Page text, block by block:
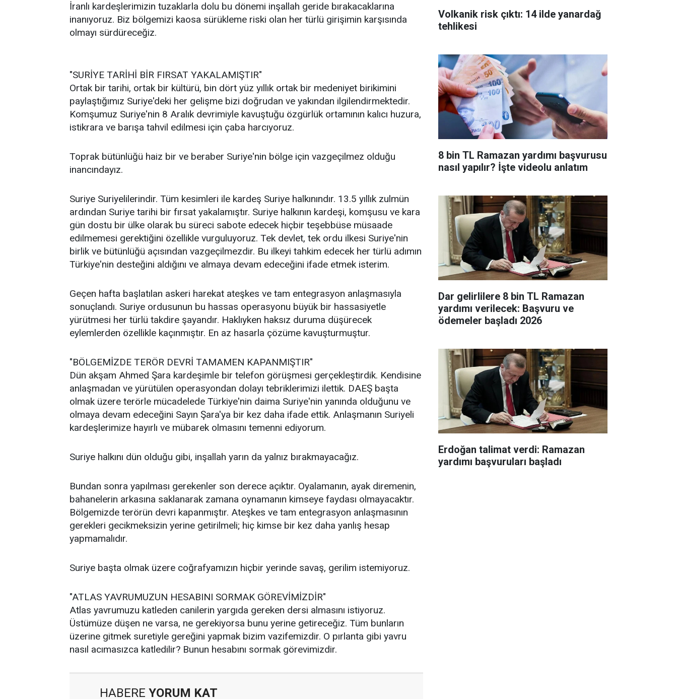
İranlı kardeşlerimizin tuzaklarla dolu bu dönemi inşallah geride bırakacaklarına
inanıyoruz. Biz bölgemizi kaosa sürükleme riski olan her türlü girişimin karşısında
olmayı sürdüreceğiz.
"SURİYE TARİHİ BİR FIRSAT YAKALAMIŞTIR"
Ortak bir tarihi, ortak bir kültürü, bin dört yüz yıllık ortak bir medeniyet birikimini
paylaştığımız Suriye'deki her gelişme bizi doğrudan ve yakından ilgilendirmektedir.
Komşumuz Suriye'nin 8 Aralık devrimiyle kavuştuğu özgürlük ortamının kalıcı huzura,
istikrara ve barışa tahvil edilmesi için çaba harcıyoruz.
Toprak bütünlüğü haiz bir ve beraber Suriye'nin bölge için vazgeçilmez olduğu
inancındayız.
Suriye Suriyelilerindir. Tüm kesimleri ile kardeş Suriye halkınındır. 13.5 yıllık zulmün
ardından Suriye tarihi bir fırsat yakalamıştır. Suriye halkının kardeşi, komşusu ve kara
gün dostu bir ülke olarak bu süreci sabote edecek hiçbir teşebbüse müsaade
edilmemesi gerektiğini özellikle vurguluyoruz. Tek devlet, tek ordu ilkesi Suriye'nin
birlik ve bütünlüğü açısından vazgeçilmezdir. Bu ilkeyi tahkim edecek her türlü adımın
Türkiye'nin desteğini aldığını ve almaya devam edeceğini ifade etmek isterim.
Geçen hafta başlatılan askeri harekat ateşkes ve tam entegrasyon anlaşmasıyla
sonuçlandı. Suriye ordusunun bu hassas operasyonu büyük bir hassasiyetle
yürütmesi her türlü takdire şayandır. Haklıyken haksız duruma düşürecek
eylemlerden özellikle kaçınmıştır. En az hasarla çözüme kavuşturmuştur.
"BÖLGEMİZDE TERÖR DEVRİ TAMAMEN KAPANMIŞTIR"
Dün akşam Ahmed Şara kardeşimle bir telefon görüşmesi gerçekleştirdik. Kendisine
anlaşmadan ve yürütülen operasyondan dolayı tebriklerimizi ilettik. DAEŞ başta
olmak üzere terörle mücadelede Türkiye'nin daima Suriye'nin yanında olduğunu ve
olmaya devam edeceğini Sayın Şara'ya bir kez daha ifade ettik. Anlaşmanın Suriyeli
kardeşlerimize hayırlı ve mübarek olmasını temenni ediyorum.
Suriye halkını dün olduğu gibi, inşallah yarın da yalnız bırakmayacağız.
Bundan sonra yapılması gerekenler son derece açıktır. Oyalamanın, ayak diremenin,
bahanelerin arkasına saklanarak zamana oynamanın kimseye faydası olmayacaktır.
Bölgemizde terörün devri kapanmıştır. Ateşkes ve tam entegrasyon anlaşmasının
gerekleri gecikmeksizin yerine getirilmeli; hiç kimse bir kez daha yanlış hesap
yapmamalıdır.
Suriye başta olmak üzere coğrafyamızın hiçbir yerinde savaş, gerilim istemiyoruz.
"ATLAS YAVRUMUZUN HESABINI SORMAK GÖREVİMİZDİR"
Atlas yavrumuzu katleden canilerin yargıda gereken dersi almasını istiyoruz.
Üstümüze düşen ne varsa, ne gerekiyorsa bunu yerine getireceğiz. Tüm bunların
üzerine gitmek suretiyle gereğini yapmak bizim vazifemizdir. O pırlanta gibi yavru
nasıl acımasızca katledilir? Bunun hesabını sormak görevimizdir.
HABERE YORUM KAT
Volkanik risk çıktı: 14 ilde yanardağ
tehlikesi
8 bin TL Ramazan yardımı başvurusu
nasıl yapılır? İşte videolu anlatım
Dar gelirlilere 8 bin TL Ramazan
yardımı verilecek: Başvuru ve
ödemeler başladı 2026
Erdoğan talimat verdi: Ramazan
yardımı başvuruları başladı